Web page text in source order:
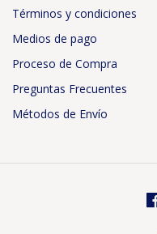
Términos y condiciones
Medios de pago
Proceso de Compra
Preguntas Frecuentes
Métodos de Envío